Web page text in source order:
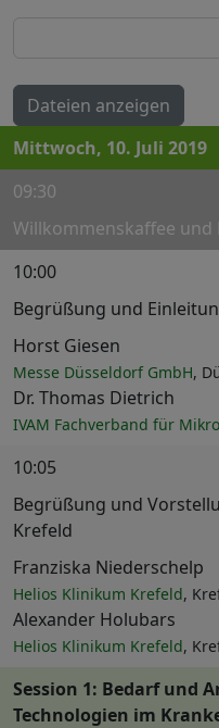
Dateien anzeigen
Mittwoch, 10. Juli 2019
09:30
Willkommenskaffee und
10:00
Begrüßung und
Horst Giesen
Messe Düsseldorf GmbH,
Dr. Thomas Dietrich
IVAM Fachverband für
10:05
Begrüßung und
Krefeld
Franziska Niederschelp
Helios Klinikum Krefeld,
Alexander Holubars
Helios Klinikum Krefeld,
Session 1: Bedarf und
Technologien im